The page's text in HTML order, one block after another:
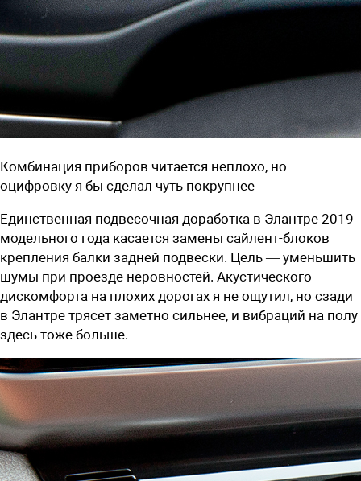
Комбинация приборов читается неплохо, но
оцифровку я бы сделал чуть покрупнее
Единственная подвесочная доработка в Элантре 2019
модельного года касается замены сайлент-блоков
крепления балки задней подвески. Цель — уменьшить
шумы при проезде неровностей. Акустического
дискомфорта на плохих дорогах я не ощутил, но сзади
в Элантре трясет заметно сильнее, и вибраций на полу
здесь тоже больше.